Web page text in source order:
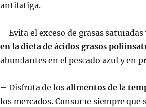
antifatiga.
– Evita el exceso de grasas
en la dieta de ácidos grasos
abundantes en el pescado azul y en
– Disfruta de los alimentos de la
los mercados. Consume siempre que